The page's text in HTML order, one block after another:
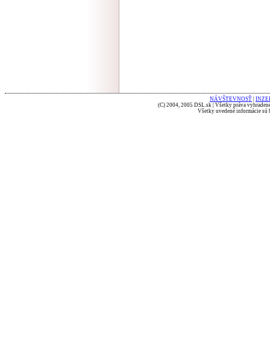
NÁVŠTEVNOSŤ
(C) 2004, 2005 DSL.sk | Všetky práva
Všetky uvedené informácie sú